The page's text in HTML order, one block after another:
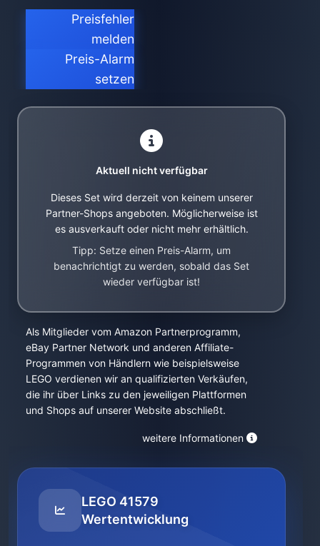
Preisfehler
melden
Preis-Alarm
setzen
Aktuell nicht verfügbar
Dieses Set wird derzeit von keinem unserer
Partner-Shops angeboten. Möglicherweise ist
es ausverkauft oder nicht mehr erhältlich.
Tipp: Setze einen Preis-Alarm, um
benachrichtigt zu werden, sobald das Set
wieder verfügbar ist!
Als Mitglieder vom Amazon Partnerprogramm,
eBay Partner Network und anderen Affiliate-
Programmen von Händlern wie beispielsweise
LEGO verdienen wir an qualifizierten Verkäufen,
die ihr über Links zu den jeweiligen Plattformen
und Shops auf unserer Website abschließt.
weitere Informationen
LEGO 41579
Wertentwicklung